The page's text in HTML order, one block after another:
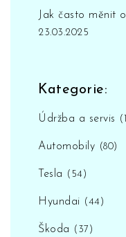
Jak často měnit
23.03.2025
Kategorie:
Údržba a servis
Automobily (80)
Tesla (54)
Hyundai (44)
Škoda (37)